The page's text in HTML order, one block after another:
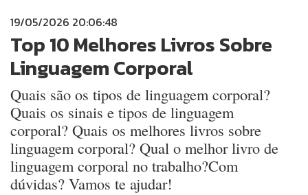
19/05/2026 20:06:48
Top 10 Melhores Livros Sobre
Linguagem Corporal
Quais são os tipos de linguagem corporal?
Quais os sinais e tipos de linguagem
corporal? Quais os melhores livros sobre
linguagem corporal? Qual o melhor livro de
linguagem corporal no trabalho?Com
dúvidas? Vamos te ajudar!